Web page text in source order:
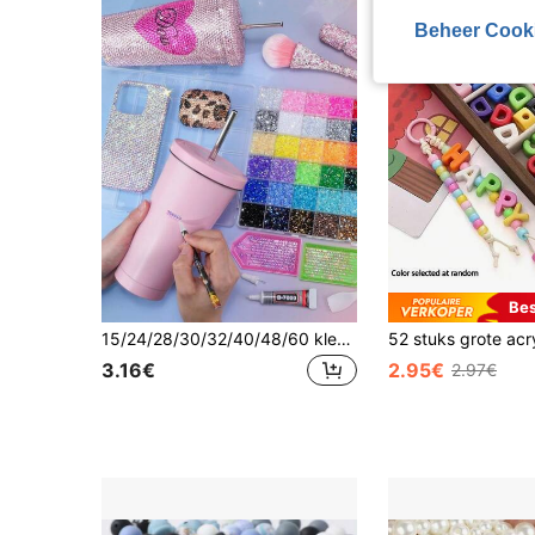
15/24/28/30/32/40/48/60 kleuren hars jelly strass, 3 mm platte glanzende kristallen met pincet, DIY handgemaakte geschenkdoos, glinsterende kunstbenodigdheden, geschikt voor kleding, schoenen, tumblers, diamantschilderijen, handgemaakte decoratie, perfect verjaardags- en back-to-school-seizoen cadeau
3.16€ 2.95€ 2.97€
Beheer